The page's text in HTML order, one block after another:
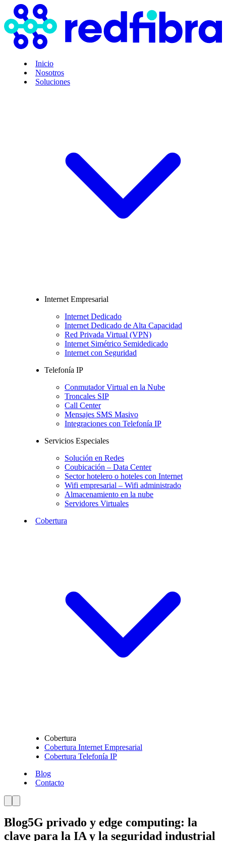
Inicio
Nosotros
Soluciones
Internet Empresarial
Internet Dedicado
Internet Dedicado de Alta Capacidad
Red Privada Virtual (VPN)
Internet Simétrico Semidedicado
Internet con Seguridad
Telefonía IP
Conmutador Virtual en la Nube
Troncales SIP
Call Center
Mensajes SMS Masivo
Integraciones con Telefonía IP
Servicios Especiales
Solución en Redes
Coubicación – Data Center
Sector hotelero o hoteles con Internet
Wifi empresarial – Wifi administrado
Almacenamiento en la nube
Servidores Virtuales
Cobertura
Cobertura
Cobertura Internet Empresarial
Cobertura Telefonía IP
Blog
Contacto
Blog5G privado y edge computing: la
clave para la IA y la seguridad industrial